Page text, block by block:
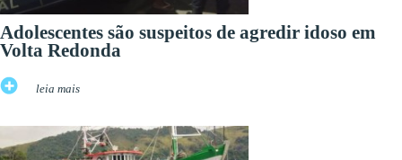
Adolescentes são suspeitos de agredir idoso em
Volta Redonda
leia mais